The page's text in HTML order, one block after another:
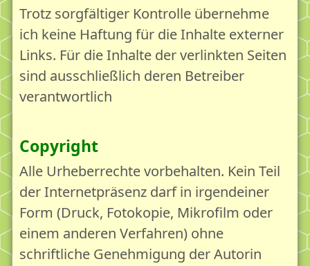
Trotz sorgfältiger Kontrolle übernehme
ich keine Haftung für die Inhalte externer
Links. Für die Inhalte der verlinkten Seiten
sind ausschließlich deren Betreiber
verantwortlich
Copyright
Alle Urheberrechte vorbehalten. Kein Teil
der Internetpräsenz darf in irgendeiner
Form (Druck, Fotokopie, Mikrofilm oder
einem anderen Verfahren) ohne
schriftliche Genehmigung der Autorin